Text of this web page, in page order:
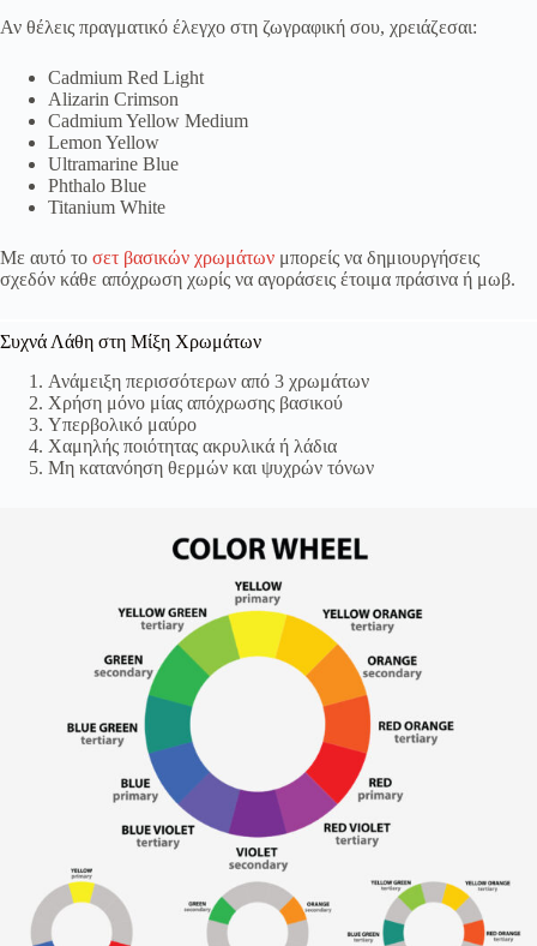
Αν θέλεις πραγματικό έλεγχο στη ζωγραφική σου, χρειάζεσαι:
Cadmium Red Light
Alizarin Crimson
Cadmium Yellow Medium
Lemon Yellow
Ultramarine Blue
Phthalo Blue
Titanium White
Με αυτό το σετ βασικών χρωμάτων μπορείς να δημιουργήσεις
σχεδόν κάθε απόχρωση χωρίς να αγοράσεις έτοιμα πράσινα ή μωβ.
Συχνά Λάθη στη Μίξη Χρωμάτων
Ανάμειξη περισσότερων από 3 χρωμάτων
Χρήση μόνο μίας απόχρωσης βασικού
Υπερβολικό μαύρο
Χαμηλής ποιότητας ακρυλικά ή λάδια
Μη κατανόηση θερμών και ψυχρών τόνων